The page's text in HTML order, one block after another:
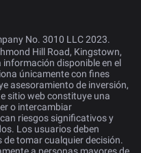
No. 3010 LLC 2023.
Hill Road, Kingstown,
disponible en el
únicamente con fines
asesoramiento de inversión,
sitio web constituye una
o intercambiar
riesgos significativos y
Los usuarios deben
tomar cualquier decisión.